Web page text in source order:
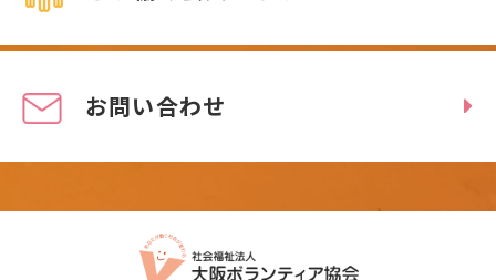
お問い合わせ